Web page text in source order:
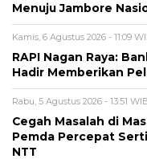
Menuju Jambore
Kamis, 6 Agustus 2026 - 11:09
RAPI Nagan Raya:
Hadir Memberikan
Rabu, 5 Agustus 2026 - 13:51
Cegah Masalah di
Pemda Percepat
NTT